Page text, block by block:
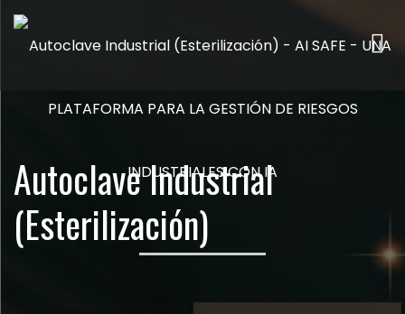
Autoclave Industrial
(Esterilización)